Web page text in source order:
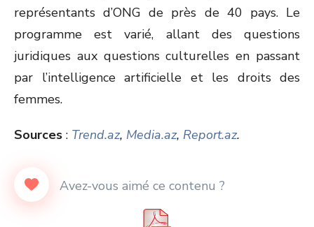
représentants d’ONG de près de 40 pays. Le
programme est varié, allant des questions
juridiques aux questions culturelles en passant
par l’intelligence artificielle et les droits des
femmes.
Sources : Trend.az, Media.az, Report.az.